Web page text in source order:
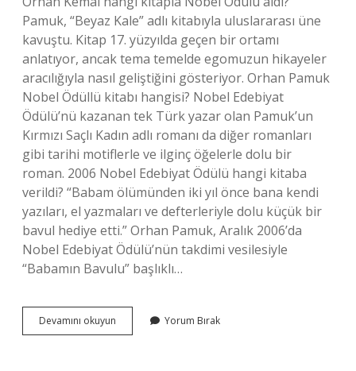
Pamuk, “Beyaz Kale” adlı kitabıyla uluslararası üne
kavuştu. Kitap 17. yüzyılda geçen bir ortamı
anlatıyor, ancak tema temelde egomuzun hikayeler
aracılığıyla nasıl geliştiğini gösteriyor. Orhan Pamuk
Nobel Ödüllü kitabı hangisi? Nobel Edebiyat
Ödülü’nü kazanan tek Türk yazar olan Pamuk’un
Kırmızı Saçlı Kadın adlı romanı da diğer romanları
gibi tarihi motiflerle ve ilginç öğelerle dolu bir
roman. 2006 Nobel Edebiyat Ödülü hangi kitaba
verildi? “Babam ölümünden iki yıl önce bana kendi
yazıları, el yazmaları ve defterleriyle dolu küçük bir
bavul hediye etti.” Orhan Pamuk, Aralık 2006’da
Nobel Edebiyat Ödülü’nün takdimi vesilesiyle
“Babamın Bavulu” başlıklı…
Devamını okuyun
Pamuk
Yorum Bırak